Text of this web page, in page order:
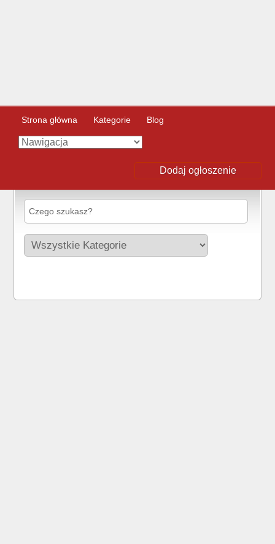
Strona główna Kategorie Blog
Dodaj ogłoszenie